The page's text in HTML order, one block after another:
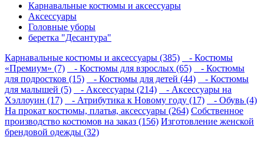
Карнавальные костюмы и аксессуары
Аксессуары
Головные уборы
беретка "Десантура"
Карнавальные костюмы и аксессуары (385)
- Костюмы
«Премиум» (7)
- Костюмы для взрослых (65)
- Костюмы
для подростков (15)
- Костюмы для детей (44)
- Костюмы
для малышей (5)
- Аксессуары (214)
- Аксессуары на
Хэллоуин (17)
- Атрибутика к Новому году (17)
- Обувь (4)
На прокат костюмы, платья, аксессуары (264) Собственное
производство костюмов на заказ (156) Изготовление женской
брендовой одежды (32)